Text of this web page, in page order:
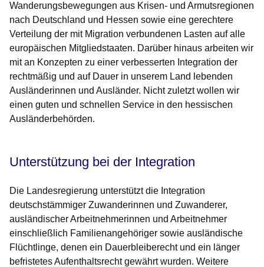
Wanderungsbewegungen aus Krisen- und Armutsregionen
nach Deutschland und Hessen sowie eine gerechtere
Verteilung der mit Migration verbundenen Lasten auf alle
europäischen Mitgliedstaaten. Darüber hinaus arbeiten wir
mit an Konzepten zu einer verbesserten Integration der
rechtmäßig und auf Dauer in unserem Land lebenden
Ausländerinnen und Ausländer. Nicht zuletzt wollen wir
einen guten und schnellen Service in den hessischen
Ausländerbehörden.
Unterstützung bei der Integration
Die Landesregierung unterstützt die Integration
deutschstämmiger Zuwanderinnen und Zuwanderer,
ausländischer Arbeitnehmerinnen und Arbeitnehmer
einschließlich Familienangehöriger sowie ausländische
Flüchtlinge, denen ein Dauerbleiberecht und ein länger
befristetes Aufenthaltsrecht gewährt wurden. Weitere